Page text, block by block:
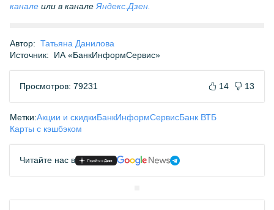
канале или в канале Яндекс.Дзен.
Автор: Татьяна Данилова
Источник:
ИА «БанкИнформСервис»
Просмотров: 79231 14 13
Метки:Акции и скидкиБанкИнформСервисБанк ВТБ
Карты с кэшбэком
Читайте нас в